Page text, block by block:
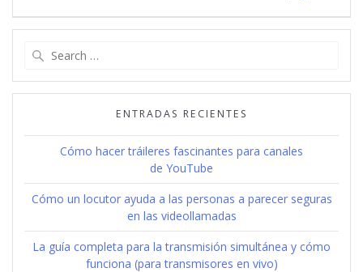
ENTRADAS RECIENTES
Cómo hacer tráileres fascinantes para canales
de YouTube
Cómo un locutor ayuda a las personas a parecer seguras
en las videollamadas
La guía completa para la transmisión simultánea y cómo
funciona (para transmisores en vivo)